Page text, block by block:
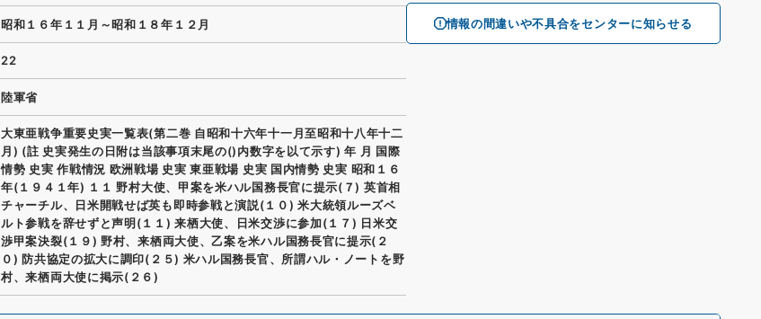
情報の間違いや不具合をセンターに知らせる
昭和１６年１１月～昭和１８年１２月
22
陸軍省
大東亜戦争重要史実一覧表(第二巻 自昭和十六年十一月至昭和十八年十二
月) (註 史実発生の日附は当該事項末尾の()内数字を以て示す) 年 月 国際
情勢 史実 作戦情況 欧洲戦場 史実 東亜戦場 史実 国内情勢 史実 昭和１６
年(１９４１年) １１ 野村大使、甲案を米ハル国務長官に提示(７) 英首相
チャーチル、日米開戦せば英も即時参戦と演説(１０) 米大統領ルーズベ
ルト参戦を辞せずと声明(１１) 来栖大使、日米交渉に参加(１７) 日米交
渉甲案決裂(１９) 野村、来栖両大使、乙案を米ハル国務長官に提示(２
０) 防共協定の拡大に調印(２５) 米ハル国務長官、所謂ハル・ノートを野
村、来栖両大使に掲示(２６)